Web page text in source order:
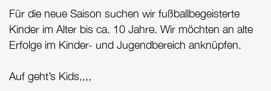
Für die neue Saison suchen wir fußballbegeisterte
Kinder im Alter bis ca. 10 Jahre. Wir möchten an alte
Erfolge im Kinder- und Jugendbereich anknüpfen.
Auf geht’s Kids,,,,